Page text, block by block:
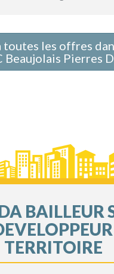
toutes les offres
Beaujolais Pierres
BAILLEUR
TERRITOIRE